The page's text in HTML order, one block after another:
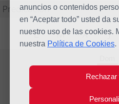
anuncios o contenidos
en “Aceptar todo” usted da
nuestro uso de las cookies.
nuestra Política de Cookies.
Rechazar
Predicación
L M X J
2
Oct